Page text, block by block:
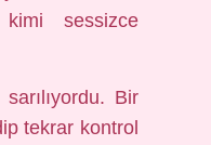
sessizce
Bir
tekrar kontrol